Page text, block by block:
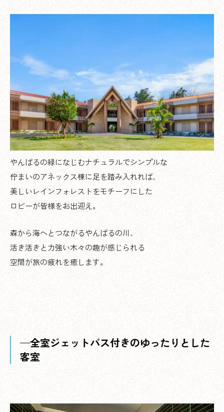
やんばるの緑になじむナチュラルでシンプルな
佇まいのアネックス棟に足を踏み入れれば、
美しいレインフォレストをモチーフにした
ロビーが皆様をお出迎え。
森から海へとつながるやんばるの川、
活き活きと力強い木々の趣が感じられる
空間が旅の疲れを癒します。
—全室ジェットバス付きのゆったりとした
客室